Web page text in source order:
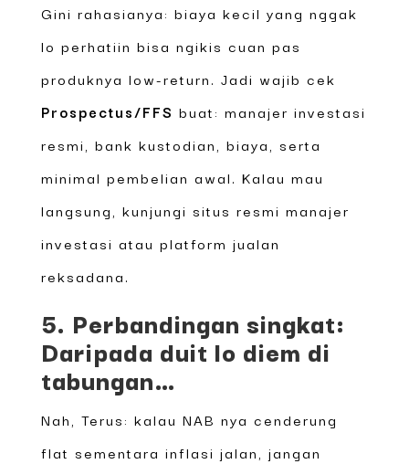
Gini rahasianya: biaya kecil yang nggak
lo perhatiin bisa ngikis cuan pas
produknya low-return. Jadi wajib cek
Prospectus/FFS buat: manajer investasi
resmi, bank kustodian, biaya, serta
minimal pembelian awal. Kalau mau
langsung, kunjungi situs resmi manajer
investasi atau platform jualan
reksadana.
5. Perbandingan singkat:
Daripada duit lo diem di
tabungan…
Nah, Terus: kalau NAB nya cenderung
flat sementara inflasi jalan, jangan